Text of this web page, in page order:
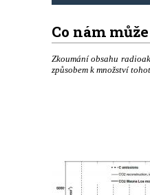
Co nám
Zkoumání obsahu
způsobem k množství